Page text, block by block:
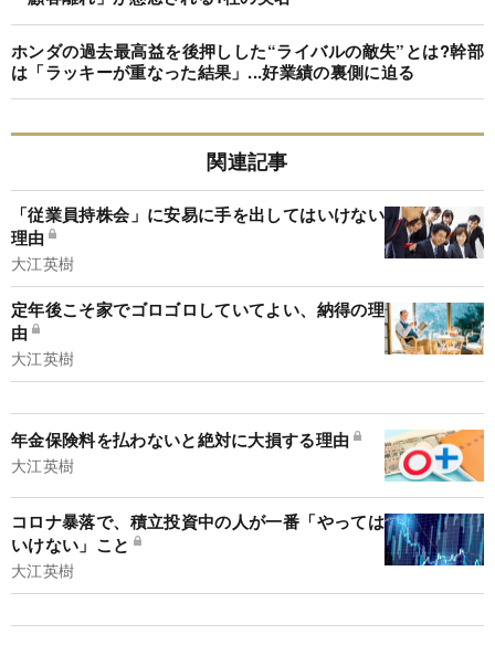
ホンダの過去最高益を後押しした“ライバルの敵失”とは?幹部
は「ラッキーが重なった結果」...好業績の裏側に迫る
関連記事
「従業員持株会」に安易に手を出してはいけない
理由
大江英樹
定年後こそ家でゴロゴロしていてよい、納得の理
由
大江英樹
年金保険料を払わないと絶対に大損する理由
大江英樹
コロナ暴落で、積立投資中の人が一番「やっては
いけない」こと
大江英樹